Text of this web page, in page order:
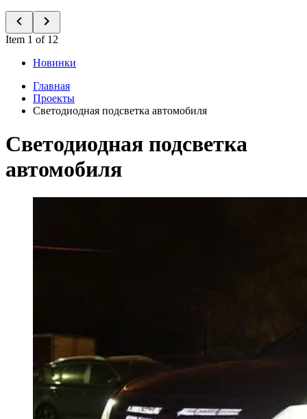
Item 1 of 12
Новинки
Главная
Проекты
Светодиодная подсветка автомобиля
Светодиодная подсветка
автомобиля